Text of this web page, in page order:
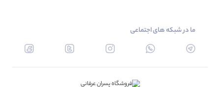
ما در شبکه های اجتماعی